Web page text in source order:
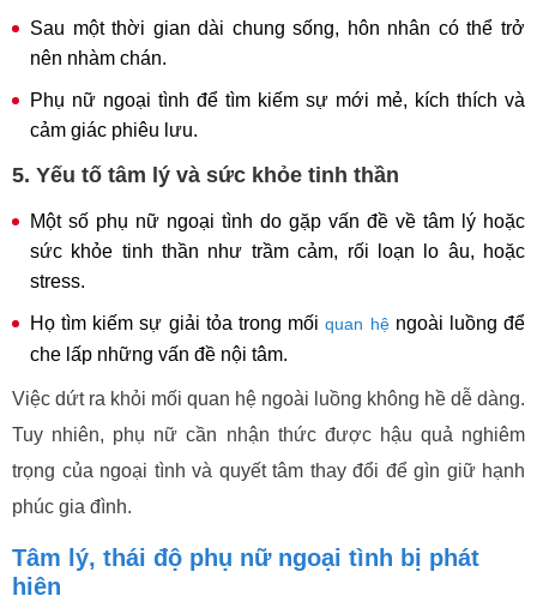
Sau một thời gian dài chung sống, hôn nhân có thể trở
nên nhàm chán.
Phụ nữ ngoại tình để tìm kiếm sự mới mẻ, kích thích và
cảm giác phiêu lưu.
5. Yếu tố tâm lý và sức khỏe tinh thần
Một số phụ nữ ngoại tình do gặp vấn đề về tâm lý hoặc
sức khỏe tinh thần như trầm cảm, rối loạn lo âu, hoặc
stress.
Họ tìm kiếm sự giải tỏa trong mốiquan hệngoài luồng để
che lấp những vấn đề nội tâm.
Việc dứt ra khỏi mối quan hệ ngoài luồng không hề dễ dàng.
Tuy nhiên, phụ nữ cần nhận thức được hậu quả nghiêm
trọng của ngoại tình và quyết tâm thay đổi để gìn giữ hạnh
phúc gia đình.
Tâm lý, thái độ phụ nữ ngoại tình bị phát
hiện